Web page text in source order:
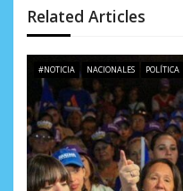
n
d
e
n
t
Related Articles
#NOTICIA NACIONALES POLÍTICA